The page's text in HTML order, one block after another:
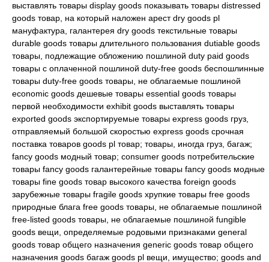
выставлять товары display goods показывать товары distressed
goods товар, на который наложен арест dry goods pl
мануфактура, галантерея dry goods текстильные товары
durable goods товары длительного пользования dutiable goods
товары, подлежащие обложению пошлиной duty paid goods
товары с оплаченной пошлиной duty-free goods беспошлинные
товары duty-free goods товары, не облагаемые пошлиной
economic goods дешевые товары essential goods товары
первой необходимости exhibit goods выставлять товары
exported goods экспортируемые товары express goods груз,
отправляемый большой скоростью express goods срочная
поставка товаров goods pl товар; товары, иногда груз, багаж;
fancy goods модный товар; consumer goods потребительские
товары fancy goods галантерейные товары fancy goods модные
товары fine goods товар высокого качества foreign goods
зарубежные товары fragile goods хрупкие товары free goods
природные блага free goods товары, не облагаемые пошлиной
free-listed goods товары, не облагаемые пошлиной fungible
goods вещи, определяемые родовыми признаками general
goods товар общего назначения generic goods товар общего
назначения goods багаж goods pl вещи, имущество; goods and